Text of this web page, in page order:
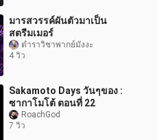
มารสวรรค์ผันตัวมาเป็น
สตรีมเมอร์
ตำราวิชาพากย์มังงะ
4 วิว
Sakamoto Days วันๆของ :
ซากาโมโต้ ตอนที่ 22
RoachGod
7 วิว